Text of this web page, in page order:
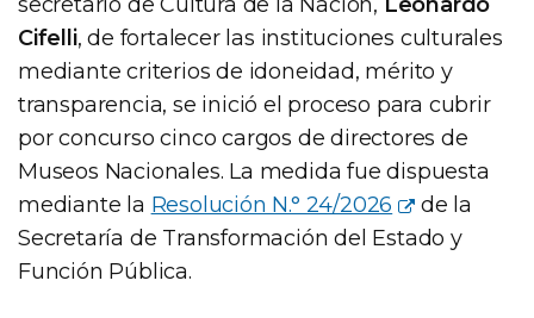
Cifelli, de fortalecer las instituciones culturales
mediante criterios de idoneidad, mérito y
transparencia, se inició el proceso para cubrir
por concurso cinco cargos de directores de
Museos Nacionales. La medida fue dispuesta
mediante la Resolución N.° 24/2026
de la
Secretaría de Transformación del Estado y
Función Pública.